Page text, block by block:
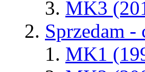
MK3
Sprzedam -
MK1